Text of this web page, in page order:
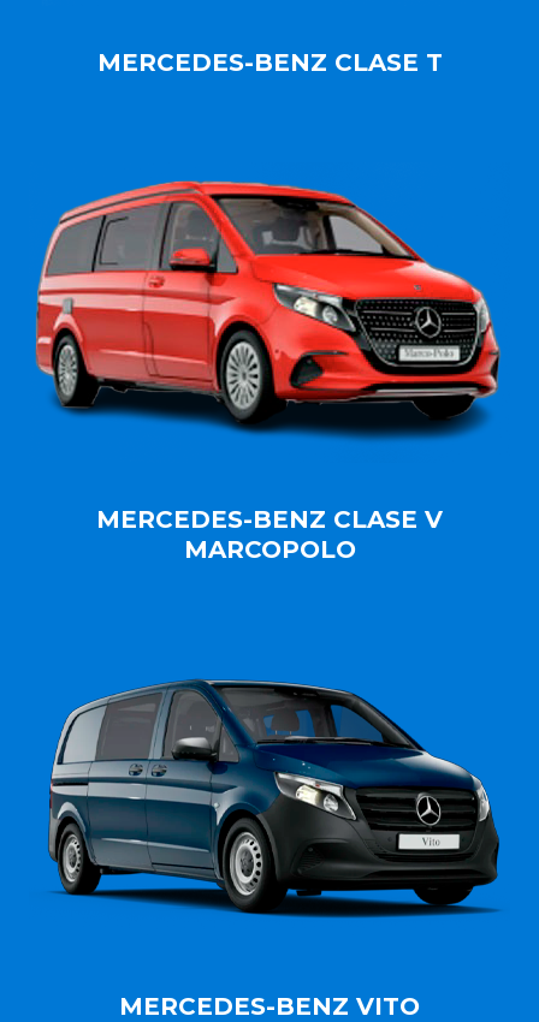
MERCEDES-BENZ CLASE T
MERCEDES-BENZ CLASE V
MARCOPOLO
MERCEDES-BENZ VITO